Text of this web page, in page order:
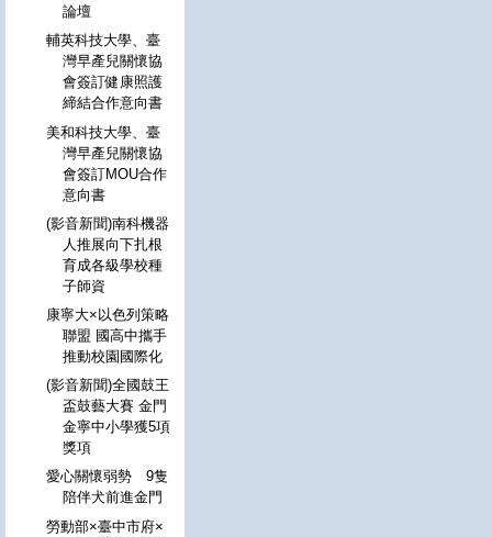
論壇
輔英科技大學、臺
灣早產兒關懷協
會簽訂健康照護
締結合作意向書
美和科技大學、臺
灣早產兒關懷協
會簽訂MOU合作
意向書
(影音新聞)南科機器
人推展向下扎根
育成各級學校種
子師資
康寧大×以色列策略
聯盟 國高中攜手
推動校園國際化
(影音新聞)全國鼓王
盃鼓藝大賽 金門
金寧中小學獲5項
獎項
愛心關懷弱勢 9隻
陪伴犬前進金門
勞動部×臺中市府×